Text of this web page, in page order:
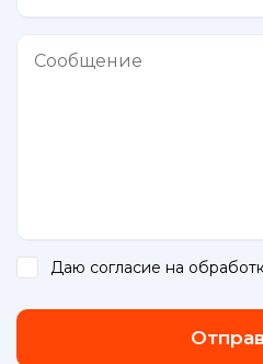
Даю согласие на